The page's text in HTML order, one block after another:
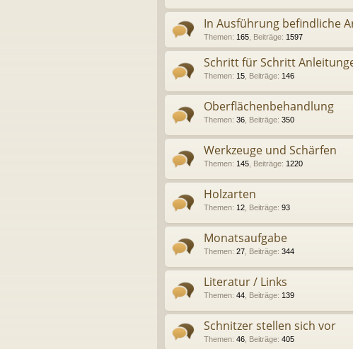
In Ausführung befindliche
Themen: 165 Beiträge: 1597
Schritt für Schritt
Themen: 15 Beiträge: 146
Oberflächenbehandlung
Themen: 36 Beiträge: 350
Werkzeuge und Schärfen
Themen: 145 Beiträge: 1220
Holzarten
Themen: 12 Beiträge: 93
Monatsaufgabe
Themen: 27 Beiträge: 344
Literatur / Links
Themen: 44 Beiträge: 139
Schnitzer stellen sich vor
Themen: 46 Beiträge: 405